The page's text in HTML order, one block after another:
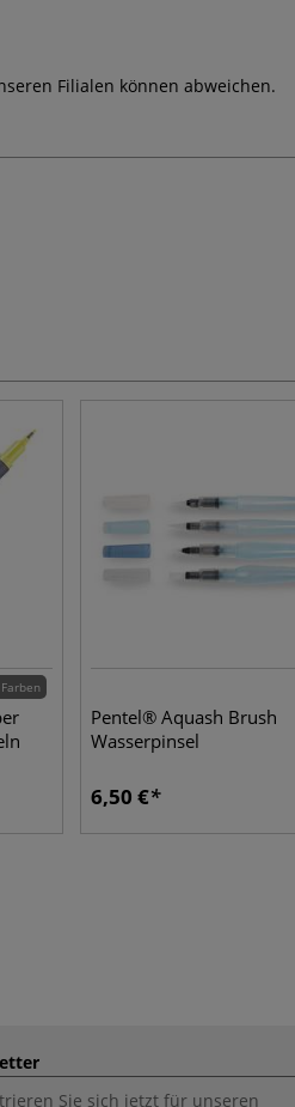
Filialen können abweichen.
Pentel® Aquash Brush
Wasserpinsel
6,50 €
Sie sich jetzt für unseren